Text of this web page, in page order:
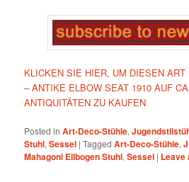
KLICKEN SIE HIER, UM DIESEN
– ANTIKE ELBOW SEAT 1910 AUF
ANTIQUITÄTEN ZU KAUFEN
Posted in Art-Deco-Stühle,
Stuhl,Sessel |Tagged Art-Deco-Stühle,
Mahagoni Ellbogen Stuhl,Sessel | Leave